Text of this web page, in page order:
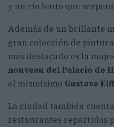
y un río lento que
Además de un brillante
gran colección de
más destacado es la
nouveau del Palacio de
el mismísimo Gustave
La ciudad también
restaurantes repartidos